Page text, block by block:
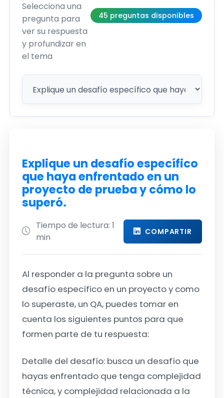
Selecciona una
pregunta para
ver su respuesta
y profundizar en
el tema
45 preguntas disponibles
Explique un desafío específico
que haya enfrentado en un
proyecto de prueba y cómo lo
superó.
Tiempo de lectura: 1
min
COMPARTIR
Al responder a la pregunta sobre un
desafío específico en un proyecto y como
lo superaste, un QA, puedes tomar en
cuenta los siguientes puntos para que
formen parte de tu respuesta:
Detalle del desafío: busca un desafío que
hayas enfrentado que tenga complejidad
técnica, y complejidad relacionada a la